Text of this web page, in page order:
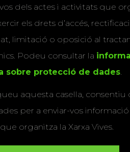
dels actes i activitats que
els drets d’accés,
limitació o oposició al
Podeu consultar la
sobre protecció de dades.
aquesta casella,
per a enviar-vos
organitza la Xarxa Vives.